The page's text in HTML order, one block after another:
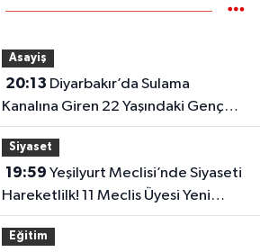
Asayiş
20:13
Kanalına Giren 22 Yaşındaki Genç
Hayatını Kaybetti!
Siyaset
19:59
Hareketlilk! 11 Meclis Üyesi Yeni
Parti’ye Katıldı..
Eğitim